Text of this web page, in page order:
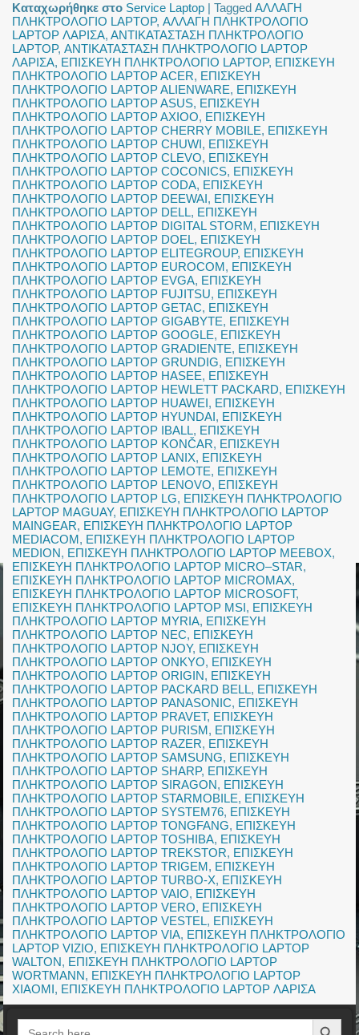
Καταχωρήθηκε στο Service Laptop |Tagged ΑΛΛΑΓΗ
ΠΛΗΚΤΡΟΛΟΓΙΟ LAPTOP,ΑΛΛΑΓΗ ΠΛΗΚΤΡΟΛΟΓΙΟ
LAPTOP ΛΑΡΙΣΑ,ΑΝΤΙΚΑΤΑΣΤΑΣΗ ΠΛΗΚΤΡΟΛΟΓΙΟ
LAPTOP,ΑΝΤΙΚΑΤΑΣΤΑΣΗ ΠΛΗΚΤΡΟΛΟΓΙΟ LAPTOP
ΛΑΡΙΣΑ, ΕΠΙΣΚΕΥΗ ΠΛΗΚΤΡΟΛΟΓΙΟ LAPTOP, ΕΠΙΣΚΕΥΗ
ΠΛΗΚΤΡΟΛΟΓΙΟ LAPTOP ACER, ΕΠΙΣΚΕΥΗ
ΠΛΗΚΤΡΟΛΟΓΙΟ LAPTOP ALIENWARE, ΕΠΙΣΚΕΥΗ
ΠΛΗΚΤΡΟΛΟΓΙΟ LAPTOP ASUS, ΕΠΙΣΚΕΥΗ
ΠΛΗΚΤΡΟΛΟΓΙΟ LAPTOP AXIOO, ΕΠΙΣΚΕΥΗ
ΠΛΗΚΤΡΟΛΟΓΙΟ LAPTOP CHERRY MOBILE, ΕΠΙΣΚΕΥΗ
ΠΛΗΚΤΡΟΛΟΓΙΟ LAPTOP CHUWI, ΕΠΙΣΚΕΥΗ
ΠΛΗΚΤΡΟΛΟΓΙΟ LAPTOP CLEVO, ΕΠΙΣΚΕΥΗ
ΠΛΗΚΤΡΟΛΟΓΙΟ LAPTOP COCONICS, ΕΠΙΣΚΕΥΗ
ΠΛΗΚΤΡΟΛΟΓΙΟ LAPTOP CODA, ΕΠΙΣΚΕΥΗ
ΠΛΗΚΤΡΟΛΟΓΙΟ LAPTOP DEEWAI, ΕΠΙΣΚΕΥΗ
ΠΛΗΚΤΡΟΛΟΓΙΟ LAPTOP DELL, ΕΠΙΣΚΕΥΗ
ΠΛΗΚΤΡΟΛΟΓΙΟ LAPTOP DIGITAL STORM, ΕΠΙΣΚΕΥΗ
ΠΛΗΚΤΡΟΛΟΓΙΟ LAPTOP DOEL, ΕΠΙΣΚΕΥΗ
ΠΛΗΚΤΡΟΛΟΓΙΟ LAPTOP ELITEGROUP, ΕΠΙΣΚΕΥΗ
ΠΛΗΚΤΡΟΛΟΓΙΟ LAPTOP EUROCOM, ΕΠΙΣΚΕΥΗ
ΠΛΗΚΤΡΟΛΟΓΙΟ LAPTOP EVGA, ΕΠΙΣΚΕΥΗ
ΠΛΗΚΤΡΟΛΟΓΙΟ LAPTOP FUJITSU, ΕΠΙΣΚΕΥΗ
ΠΛΗΚΤΡΟΛΟΓΙΟ LAPTOP GETAC, ΕΠΙΣΚΕΥΗ
ΠΛΗΚΤΡΟΛΟΓΙΟ LAPTOP GIGABYTE, ΕΠΙΣΚΕΥΗ
ΠΛΗΚΤΡΟΛΟΓΙΟ LAPTOP GOOGLE, ΕΠΙΣΚΕΥΗ
ΠΛΗΚΤΡΟΛΟΓΙΟ LAPTOP GRADIENTE, ΕΠΙΣΚΕΥΗ
ΠΛΗΚΤΡΟΛΟΓΙΟ LAPTOP GRUNDIG, ΕΠΙΣΚΕΥΗ
ΠΛΗΚΤΡΟΛΟΓΙΟ LAPTOP HASEE, ΕΠΙΣΚΕΥΗ
ΠΛΗΚΤΡΟΛΟΓΙΟ LAPTOP HEWLETT PACKARD, ΕΠΙΣΚΕΥΗ
ΠΛΗΚΤΡΟΛΟΓΙΟ LAPTOP HUAWEI, ΕΠΙΣΚΕΥΗ
ΠΛΗΚΤΡΟΛΟΓΙΟ LAPTOP HYUNDAI, ΕΠΙΣΚΕΥΗ
ΠΛΗΚΤΡΟΛΟΓΙΟ LAPTOP IBALL, ΕΠΙΣΚΕΥΗ
ΠΛΗΚΤΡΟΛΟΓΙΟ LAPTOP KONČAR, ΕΠΙΣΚΕΥΗ
ΠΛΗΚΤΡΟΛΟΓΙΟ LAPTOP LANIX, ΕΠΙΣΚΕΥΗ
ΠΛΗΚΤΡΟΛΟΓΙΟ LAPTOP LEMOTE, ΕΠΙΣΚΕΥΗ
ΠΛΗΚΤΡΟΛΟΓΙΟ LAPTOP LENOVO, ΕΠΙΣΚΕΥΗ
ΠΛΗΚΤΡΟΛΟΓΙΟ LAPTOP LG, ΕΠΙΣΚΕΥΗ ΠΛΗΚΤΡΟΛΟΓΙΟ
LAPTOP MAGUAY, ΕΠΙΣΚΕΥΗ ΠΛΗΚΤΡΟΛΟΓΙΟ LAPTOP
MAINGEAR, ΕΠΙΣΚΕΥΗ ΠΛΗΚΤΡΟΛΟΓΙΟ LAPTOP
MEDIACOM, ΕΠΙΣΚΕΥΗ ΠΛΗΚΤΡΟΛΟΓΙΟ LAPTOP
MEDION, ΕΠΙΣΚΕΥΗ ΠΛΗΚΤΡΟΛΟΓΙΟ LAPTOP MEEBOX,
ΕΠΙΣΚΕΥΗ ΠΛΗΚΤΡΟΛΟΓΙΟ LAPTOP MICRO–STAR,
ΕΠΙΣΚΕΥΗ ΠΛΗΚΤΡΟΛΟΓΙΟ LAPTOP MICROMAX,
ΕΠΙΣΚΕΥΗ ΠΛΗΚΤΡΟΛΟΓΙΟ LAPTOP MICROSOFT,
ΕΠΙΣΚΕΥΗ ΠΛΗΚΤΡΟΛΟΓΙΟ LAPTOP MSI, ΕΠΙΣΚΕΥΗ
ΠΛΗΚΤΡΟΛΟΓΙΟ LAPTOP MYRIA, ΕΠΙΣΚΕΥΗ
ΠΛΗΚΤΡΟΛΟΓΙΟ LAPTOP NEC, ΕΠΙΣΚΕΥΗ
ΠΛΗΚΤΡΟΛΟΓΙΟ LAPTOP NJOY, ΕΠΙΣΚΕΥΗ
ΠΛΗΚΤΡΟΛΟΓΙΟ LAPTOP ONKYO, ΕΠΙΣΚΕΥΗ
ΠΛΗΚΤΡΟΛΟΓΙΟ LAPTOP ORIGIN, ΕΠΙΣΚΕΥΗ
ΠΛΗΚΤΡΟΛΟΓΙΟ LAPTOP PACKARD BELL, ΕΠΙΣΚΕΥΗ
ΠΛΗΚΤΡΟΛΟΓΙΟ LAPTOP PANASONIC, ΕΠΙΣΚΕΥΗ
ΠΛΗΚΤΡΟΛΟΓΙΟ LAPTOP PRAVET, ΕΠΙΣΚΕΥΗ
ΠΛΗΚΤΡΟΛΟΓΙΟ LAPTOP PURISM, ΕΠΙΣΚΕΥΗ
ΠΛΗΚΤΡΟΛΟΓΙΟ LAPTOP RAZER, ΕΠΙΣΚΕΥΗ
ΠΛΗΚΤΡΟΛΟΓΙΟ LAPTOP SAMSUNG, ΕΠΙΣΚΕΥΗ
ΠΛΗΚΤΡΟΛΟΓΙΟ LAPTOP SHARP, ΕΠΙΣΚΕΥΗ
ΠΛΗΚΤΡΟΛΟΓΙΟ LAPTOP SIRAGON, ΕΠΙΣΚΕΥΗ
ΠΛΗΚΤΡΟΛΟΓΙΟ LAPTOP STARMOBILE, ΕΠΙΣΚΕΥΗ
ΠΛΗΚΤΡΟΛΟΓΙΟ LAPTOP SYSTEM76, ΕΠΙΣΚΕΥΗ
ΠΛΗΚΤΡΟΛΟΓΙΟ LAPTOP TONGFANG, ΕΠΙΣΚΕΥΗ
ΠΛΗΚΤΡΟΛΟΓΙΟ LAPTOP TOSHIBA, ΕΠΙΣΚΕΥΗ
ΠΛΗΚΤΡΟΛΟΓΙΟ LAPTOP TREKSTOR, ΕΠΙΣΚΕΥΗ
ΠΛΗΚΤΡΟΛΟΓΙΟ LAPTOP TRIGEM, ΕΠΙΣΚΕΥΗ
ΠΛΗΚΤΡΟΛΟΓΙΟ LAPTOP TURBO-X, ΕΠΙΣΚΕΥΗ
ΠΛΗΚΤΡΟΛΟΓΙΟ LAPTOP VAIO, ΕΠΙΣΚΕΥΗ
ΠΛΗΚΤΡΟΛΟΓΙΟ LAPTOP VERO, ΕΠΙΣΚΕΥΗ
ΠΛΗΚΤΡΟΛΟΓΙΟ LAPTOP VESTEL, ΕΠΙΣΚΕΥΗ
ΠΛΗΚΤΡΟΛΟΓΙΟ LAPTOP VIA, ΕΠΙΣΚΕΥΗ ΠΛΗΚΤΡΟΛΟΓΙΟ
LAPTOP VIZIO, ΕΠΙΣΚΕΥΗ ΠΛΗΚΤΡΟΛΟΓΙΟ LAPTOP
WALTON, ΕΠΙΣΚΕΥΗ ΠΛΗΚΤΡΟΛΟΓΙΟ LAPTOP
WORTMANN, ΕΠΙΣΚΕΥΗ ΠΛΗΚΤΡΟΛΟΓΙΟ LAPTOP
XIAOMI, ΕΠΙΣΚΕΥΗ ΠΛΗΚΤΡΟΛΟΓΙΟ LAPTOP ΛΑΡΙΣΑ
Search
Search Button